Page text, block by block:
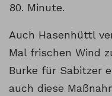
80. Minute.
Auch Hasenhüttl
Mal frischen Wind
Burke für Sabitzer
auch diese